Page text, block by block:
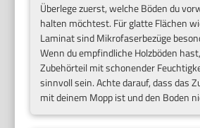
Überlege zuerst, welche Böden du
halten möchtest. Für glatte Flächen
Laminat sind Mikrofaserbezüge
Wenn du empfindliche Holzböden
Zubehörteil mit schonender
sinnvoll sein. Achte darauf, dass das
mit deinem Mopp ist und den Boden